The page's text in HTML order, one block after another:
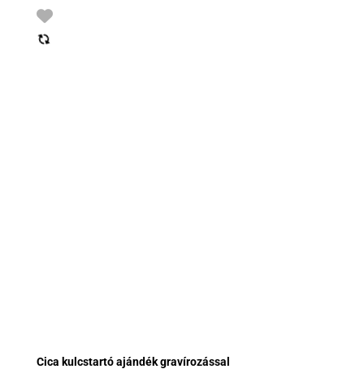
Cica kulcstartó ajándék gravírozással